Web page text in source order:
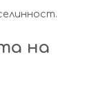
на